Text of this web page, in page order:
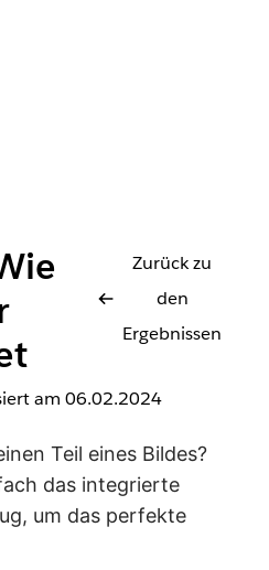
Zurück zu
den
Ergebnissen
am 06.02.2024
Teil eines Bildes?
das integrierte
um das perfekte